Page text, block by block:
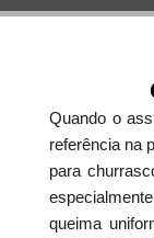
Quando o
referência na
para
queima